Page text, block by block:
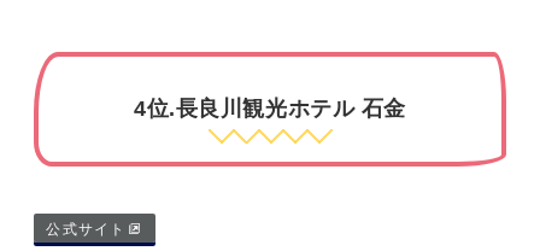
4位.長良川観光ホテル 石金
公式サイト